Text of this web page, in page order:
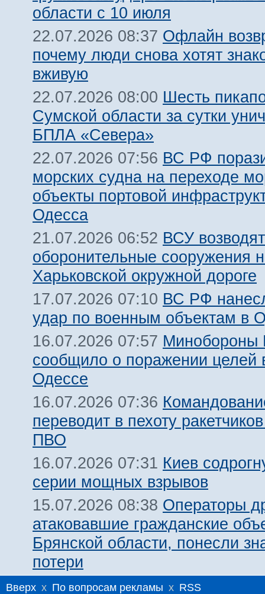
области с 10 июля
22.07.2026 08:37 Офлайн
почему люди снова хотят
вживую
22.07.2026 08:00 Шесть
Сумской области за сутки
БПЛА «Севера»
22.07.2026 07:56 ВС РФ
морских судна на переходе
объекты портовой
Одесса
21.07.2026 06:52 ВСУ возводят
оборонительные сооружения
Харьковской окружной дороге
17.07.2026 07:10 ВС РФ
удар по военным объектам в
16.07.2026 07:57
сообщило о поражении целей
Одессе
16.07.2026 07:36
переводит в пехоту
ПВО
16.07.2026 07:31 Киев
серии мощных взрывов
15.07.2026 08:38 Операторы
атаковавшие гражданские
Брянской области, понесли
потери
Вверх x По вопросам рекламы x RSS